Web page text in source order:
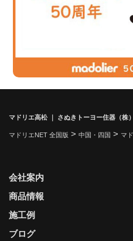
マドリエ高松 ｜ さぬきトーヨー住器（株）
マドリエNET 全国版 > 中国・四国 > マ
会社案内
商品情報
施工例
ブログ